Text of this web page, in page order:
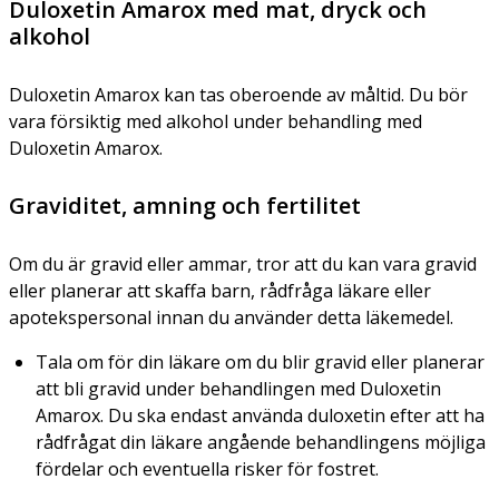
Duloxetin Amarox med mat, dryck och
alkohol
Duloxetin Amarox kan tas oberoende av måltid. Du bör
vara försiktig med alkohol under behandling med
Duloxetin Amarox.
Graviditet, amning och fertilitet
Om du är gravid eller ammar, tror att du kan vara gravid
eller planerar att skaffa barn, rådfråga läkare eller
apotekspersonal innan du använder detta läkemedel.
Tala om för din läkare om du blir gravid eller planerar
att bli gravid under behandlingen med Duloxetin
Amarox. Du ska endast använda duloxetin efter att ha
rådfrågat din läkare angående behandlingens möjliga
fördelar och eventuella risker för fostret.